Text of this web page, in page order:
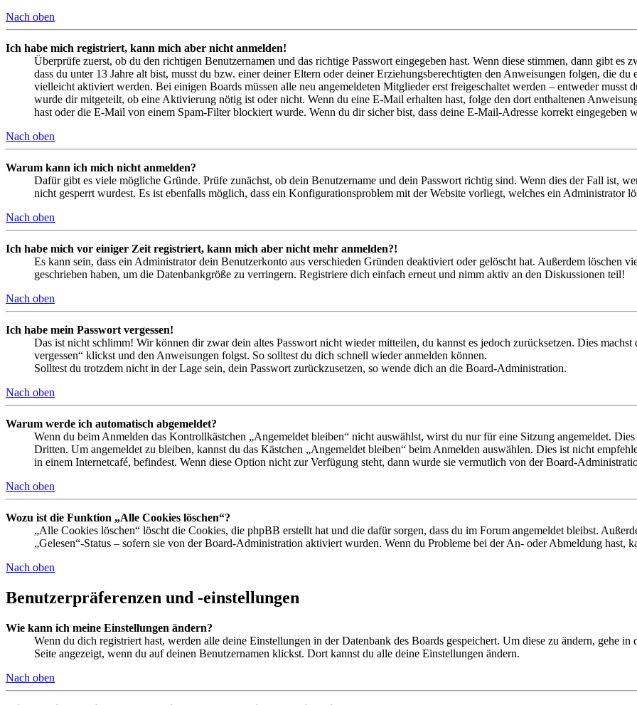
Nach oben
Ich habe mich registriert, kann mich aber nicht anmelden!
Überprüfe zuerst, ob du den richtigen Benutzernamen und das richtige Passwort eingegeben hast. Wenn diese stimmen, dann gibt es
dass du unter 13 Jahre alt bist, musst du bzw. einer deiner Eltern oder deiner Erziehungsberechtigten den Anweisungen folgen, die
vielleicht aktiviert werden. Bei einigen Boards müssen alle neu angemeldeten Mitglieder erst freigeschaltet werden – entweder musst
wurde dir mitgeteilt, ob eine Aktivierung nötig ist oder nicht. Wenn du eine E-Mail erhalten hast, folge den dort enthaltenen
hast oder die E-Mail von einem Spam-Filter blockiert wurde. Wenn du dir sicher bist, dass deine E-Mail-Adresse korrekt eingegeben
Nach oben
Warum kann ich mich nicht anmelden?
Dafür gibt es viele mögliche Gründe. Prüfe zunächst, ob dein Benutzername und dein Passwort richtig sind. Wenn dies der Fall ist,
nicht gesperrt wurdest. Es ist ebenfalls möglich, dass ein Konfigurationsproblem mit der Website vorliegt, welches ein Administrator
Nach oben
Ich habe mich vor einiger Zeit registriert, kann mich aber nicht mehr anmelden?!
Es kann sein, dass ein Administrator dein Benutzerkonto aus verschieden Gründen deaktiviert oder gelöscht hat. Außerdem löschen
geschrieben haben, um die Datenbankgröße zu verringern. Registriere dich einfach erneut und nimm aktiv an den Diskussionen teil!
Nach oben
Ich habe mein Passwort vergessen!
Das ist nicht schlimm! Wir können dir zwar dein altes Passwort nicht wieder mitteilen, du kannst es jedoch zurücksetzen. Dies
vergessen“ klickst und den Anweisungen folgst. So solltest du dich schnell wieder anmelden können.
Solltest du trotzdem nicht in der Lage sein, dein Passwort zurückzusetzen, so wende dich an die Board-Administration.
Nach oben
Warum werde ich automatisch abgemeldet?
Wenn du beim Anmelden das Kontrollkästchen „Angemeldet bleiben“ nicht auswählst, wirst du nur für eine Sitzung angemeldet.
Dritten. Um angemeldet zu bleiben, kannst du das Kästchen „Angemeldet bleiben“ beim Anmelden auswählen. Dies ist nicht
in einem Internetcafé, befindest. Wenn diese Option nicht zur Verfügung steht, dann wurde sie vermutlich von der Board-
Nach oben
Wozu ist die Funktion „Alle Cookies löschen“?
„Alle Cookies löschen“ löscht die Cookies, die phpBB erstellt hat und die dafür sorgen, dass du im Forum angemeldet bleibst.
„Gelesen“-Status – sofern sie von der Board-Administration aktiviert wurden. Wenn du Probleme bei der An- oder Abmeldung hast,
Nach oben
Benutzerpräferenzen und -einstellungen
Wie kann ich meine Einstellungen ändern?
Wenn du dich registriert hast, werden alle deine Einstellungen in der Datenbank des Boards gespeichert. Um diese zu ändern, gehe
Seite angezeigt, wenn du auf deinen Benutzernamen klickst. Dort kannst du alle deine Einstellungen ändern.
Nach oben